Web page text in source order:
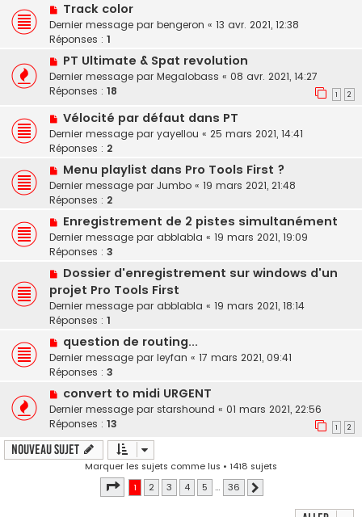
Track color
Dernier message par bengeron « 13 avr. 2021, 12:38
Réponses : 1
PT Ultimate & Spat revolution
Dernier message par Megalobass « 08 avr. 2021, 14:27
Réponses : 18 1 2
Vélocité par défaut dans PT
Dernier message par yayellou « 25 mars 2021, 14:41
Réponses : 2
Menu playlist dans Pro Tools First ?
Dernier message par Jumbo « 19 mars 2021, 21:48
Réponses : 2
Enregistrement de 2 pistes simultanément
Dernier message par abblabla « 19 mars 2021, 19:09
Réponses : 3
Dossier d'enregistrement sur windows d'un
projet Pro Tools First
Dernier message par abblabla « 19 mars 2021, 18:14
Réponses : 1
question de routing...
Dernier message par leyfan « 17 mars 2021, 09:41
Réponses : 3
convert to midi URGENT
Dernier message par starshound « 01 mars 2021, 22:56
Réponses : 13 1 2
Nouveau sujet
Marquer les sujets comme lus • 1418 sujets
Page
1sur36
1 2 3 4 5 … 36